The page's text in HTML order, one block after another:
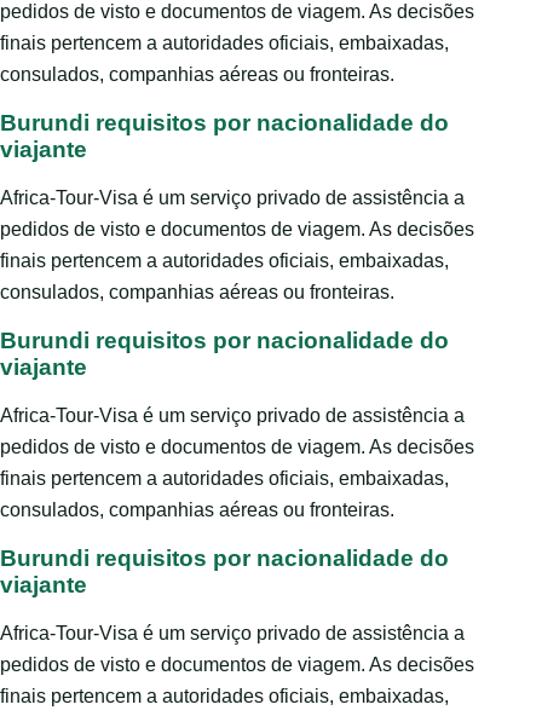
pedidos de visto e documentos de viagem. As decisões
finais pertencem a autoridades oficiais, embaixadas,
consulados, companhias aéreas ou fronteiras.
Burundi requisitos por nacionalidade do
viajante
Africa-Tour-Visa é um serviço privado de assistência a
pedidos de visto e documentos de viagem. As decisões
finais pertencem a autoridades oficiais, embaixadas,
consulados, companhias aéreas ou fronteiras.
Burundi requisitos por nacionalidade do
viajante
Africa-Tour-Visa é um serviço privado de assistência a
pedidos de visto e documentos de viagem. As decisões
finais pertencem a autoridades oficiais, embaixadas,
consulados, companhias aéreas ou fronteiras.
Burundi requisitos por nacionalidade do
viajante
Africa-Tour-Visa é um serviço privado de assistência a
pedidos de visto e documentos de viagem. As decisões
finais pertencem a autoridades oficiais, embaixadas,